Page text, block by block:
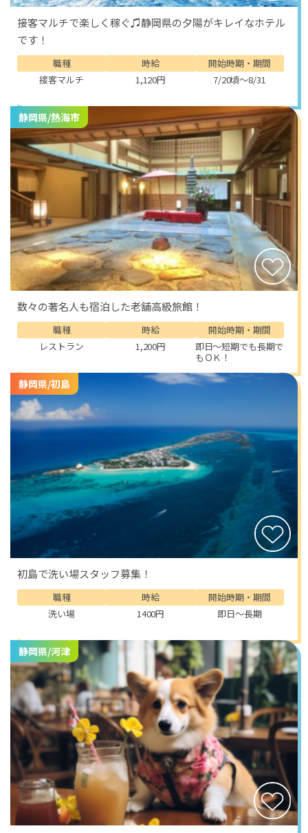
接客マルチで楽しく稼ぐ♫静岡県の夕陽がキレイなホテル
です！
職種
接客マルチ
時給
1,120円
開始時期・期間
7/20頃～8/31
静岡県/熱海市
数々の著名人も宿泊した老舗高級旅館！
職種
レストラン
時給
1,200円
開始時期・期間
即日～短期でも長期で
もＯＫ！
静岡県/初島
初島で洗い場スタッフ募集！
職種
洗い場
時給
1400円
開始時期・期間
即日～長期
静岡県/河津